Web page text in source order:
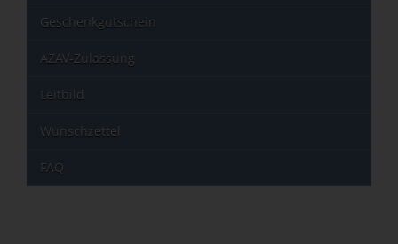
Geschenkgutschein
AZAV-Zulassung
Leitbild
Wunschzettel
FAQ